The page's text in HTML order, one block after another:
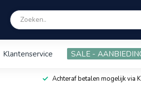
Klantenservice SALE -
Achteraf betalen mogelijk via